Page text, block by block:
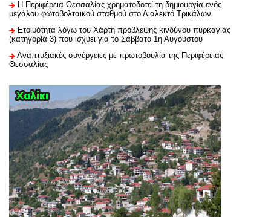
H Περιφέρεια Θεσσαλίας χρηματοδοτεί τη δημιουργία ενός
μεγάλου φωτοβολταϊκού σταθμού στο Διαλεκτό Τρικάλων
Ετοιμότητα λόγω του Χάρτη πρόβλεψης κινδύνου πυρκαγιάς
(κατηγορία 3) που ισχύει για το Σάββατο 1η Αυγούστου
Αναπτυξιακές συνέργειες με πρωτοβουλία της Περιφέρειας
Θεσσαλίας